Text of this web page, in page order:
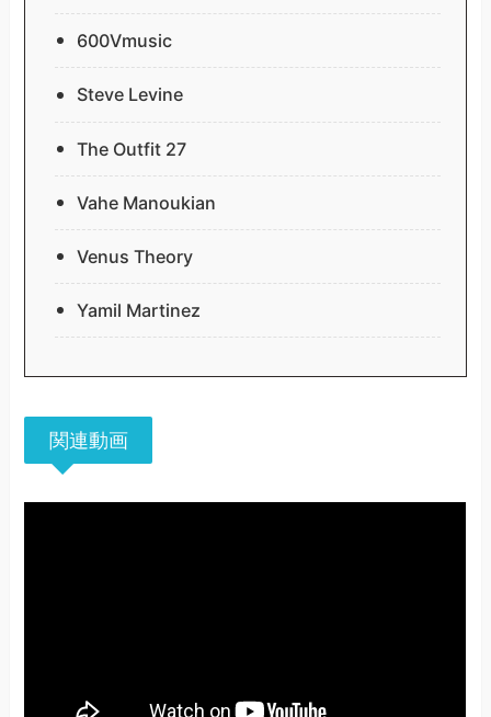
600Vmusic
Steve Levine
The Outfit 27
Vahe Manoukian
Venus Theory
Yamil Martinez
関連動画